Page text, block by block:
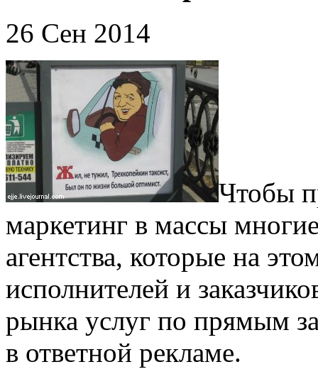
26 Сен 2014
Чтобы
маркетинг в массы
агентства, которые на
исполнителей и
рынка услуг по прямым
в ответной рекламе.